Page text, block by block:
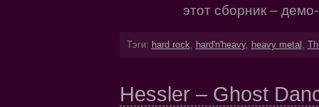
этот сборник –
Тэги: hard rock, hard'n'heavy, heavy metal ,
Hessler – Ghost